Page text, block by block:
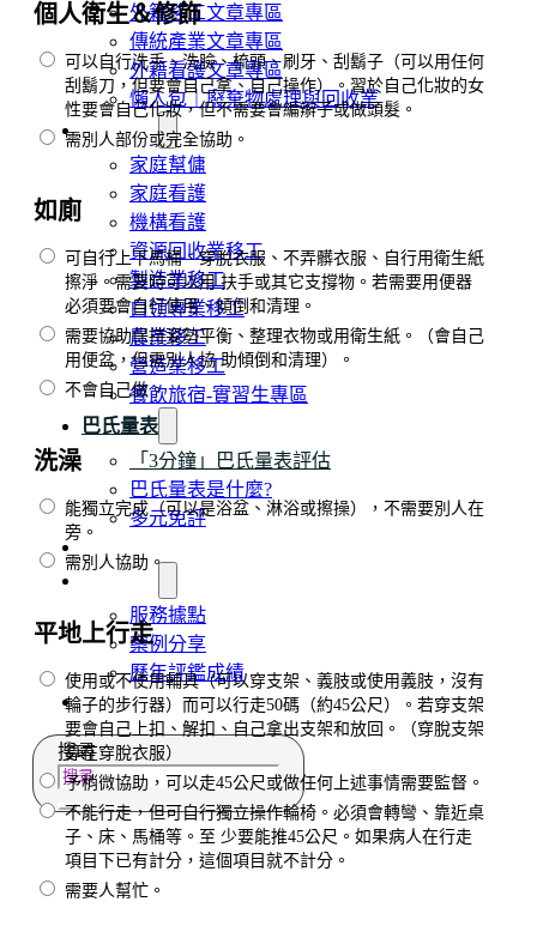
外籍移工文章專區
傳統產業文章專區
外籍看護文章專區
懶人包｜廢棄物處理與回收業
申請專區
家庭幫傭
家庭看護
機構看護
資源回收業移工
製造業移工
白領專業移工
農業移工
營造業移工
餐飲旅宿-實習生專區
巴氏量表
「3分鐘」巴氏量表評估
巴氏量表是什麼?
多元免評
常見問題
服務據點
案例分享
歷年評鑑成績
失聯協尋
搜尋
個人衛生＆修飾
可以自行洗手、洗臉、梳頭、刷牙、刮鬍子（可以用任何
刮鬍刀，但要會自己拿、自己操作）。習於自己化妝的女
性要會自己化妝，但不需要會編辮子或做頭髮。
需別人部份或完全協助。
如廁
可自行上下馬桶、穿脫衣服、不弄髒衣服、自行用衛生紙
擦淨。需要時可以用 扶手或其它支撐物。若需要用便器
必須要會自行使用、傾倒和清理。
需要協助保持姿勢平衡、整理衣物或用衛生紙。（會自己
用便盆，但需別人協 助傾倒和清理）。
不會自己做。
洗澡
能獨立完成（可以是浴盆、淋浴或擦操），不需要別人在
旁。
需別人協助。
平地上行走
使用或不使用輔具（可以穿支架、義肢或使用義肢，沒有
輪子的步行器）而可以行走50碼（約45公尺）。若穿支架
要會自己上扣、解扣、自己拿出支架和放回。（穿脫支架
算在穿脫衣服）
予稍微協助，可以走45公尺或做任何上述事情需要監督。
不能行走，但可自行獨立操作輪椅。必須會轉彎、靠近桌
子、床、馬桶等。至 少要能推45公尺。如果病人在行走
項目下已有計分，這個項目就不計分。
需要人幫忙。